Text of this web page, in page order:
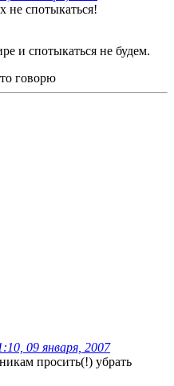
не спотыкаться!
и спотыкаться не будем.
говорю
09 января, 2007
просить(!) убрать